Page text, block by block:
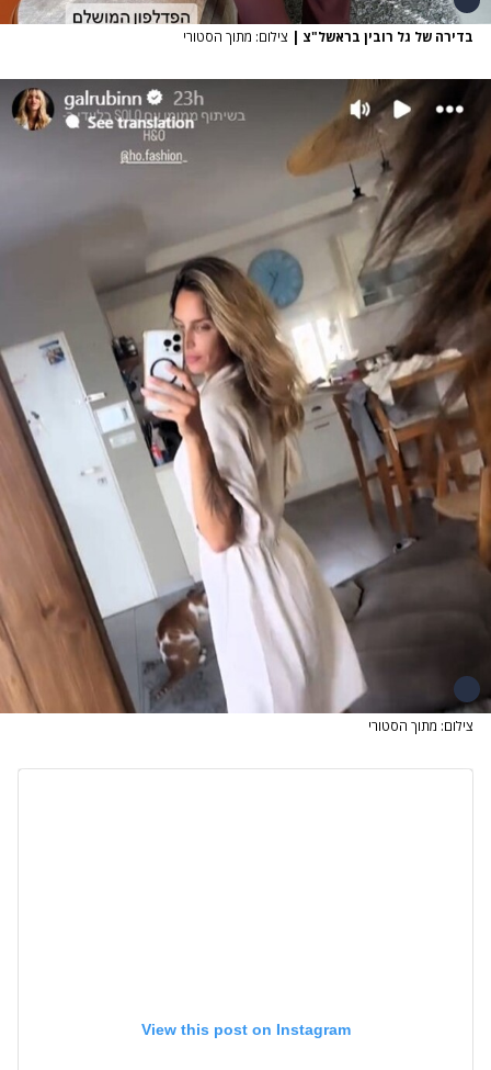
בדירה של גל רובין בראשל"צ | צילום: מתוך הסטורי
צילום: מתוך הסטורי
View this post on Instagram